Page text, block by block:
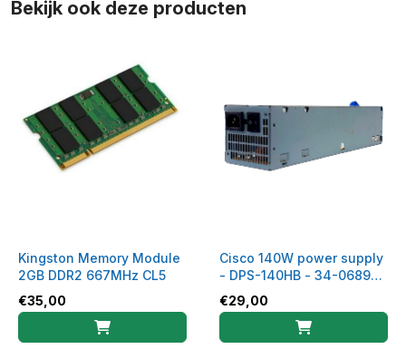
Bekijk ook deze producten
Kingston Memory Module
2GB DDR2 667MHz CL5
€35,00
Cisco 140W power supply
- DPS-140HB - 34-0689-
01
€29,00